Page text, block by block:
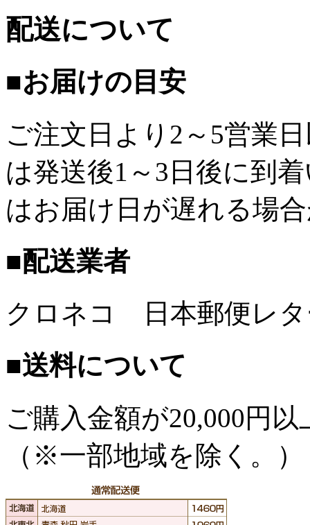
配送について
■お届けの目安
ご注文日より2～5営業
は発送後1～3日後に到
はお届け日が遅れる場
■配送業者
クロネコ 日本郵便レ
■送料について
ご購入金額が20,000円
（※一部地域を除く。）